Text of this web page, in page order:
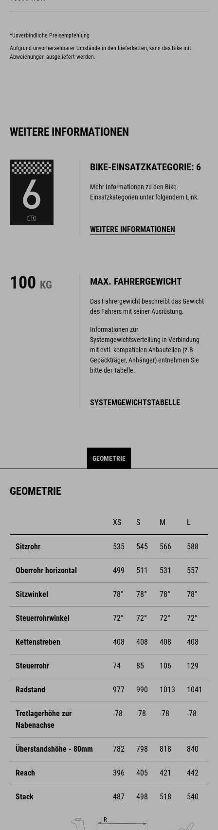
*Unverbindliche Preisempfehlung
Aufgrund unvorhersehbarer Umstände in den Lieferketten, kann das Bike mit
Abweichungen ausgeliefert werden.
WEITERE INFORMATIONEN
BIKE-EINSATZKATEGORIE: 6
Mehr Informationen zu den Bike-
Einsatzkategorien unter folgendem Link.
WEITERE INFORMATIONEN
100 KG MAX. FAHRERGEWICHT
Das Fahrergewicht beschreibt das Gewicht
des Fahrers mit seiner Ausrüstung.
Informationen zur
Systemgewichtsverteilung in Verbindung
mit evtl. kompatiblen Anbauteilen (z.B.
Gepäckträger, Anhänger) entnehmen Sie
bitte der Tabelle.
SYSTEMGEWICHTSTABELLE
GEOMETRIE
GEOMETRIE
XS S M L
Sitzrohr 535 545 566 588
Oberrohr horizontal 499 511 531 557
Sitzwinkel 78° 78° 78° 78°
Steuerrohrwinkel 72° 72° 72° 72°
Kettenstreben 408 408 408 408
Steuerrohr 74 85 106 129
Radstand 977 990 1013 1041
Tretlagerhöhe zur
Nabenachse
-78 -78 -78 -78
Überstandshöhe - 80mm 782 798 818 840
Reach 396 405 421 442
Stack 487 498 518 540